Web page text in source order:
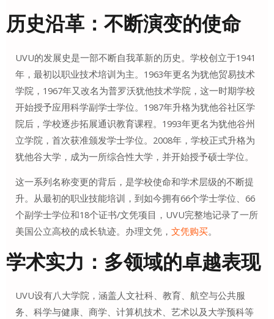
历史沿革：不断演变的使命
UVU的发展史是一部不断自我革新的历史 。学校创立于1941
年，最初以职业技术培训为主。1963年更名为犹他贸易技术
学院，1967年又改名为普罗沃犹他技术学院，这一时期学校
开始授予应用科学副学士学位。1987年升格为犹他谷社区学
院后，学校逐步拓展通识教育课程。1993年更名为犹他谷州
立学院，首次获准颁发学士学位。2008年，学校正式升格为
犹他谷大学，成为一所综合性大学，并开始授予硕士学位。
这一系列名称变更的背后，是学校使命和学术层级的不断提
升。从最初的职业技能培训，到如今拥有66个学士学位、66
个副学士学位和18个证书/文凭项目，UVU完整地记录了一所
美国公立高校的成长轨迹。办理文凭， 文凭购买。
学术实力：多领域的卓越表现
UVU设有八大学院，涵盖人文社科、教育、航空与公共服
务、科学与健康、商学、计算机技术、艺术以及大学预科等